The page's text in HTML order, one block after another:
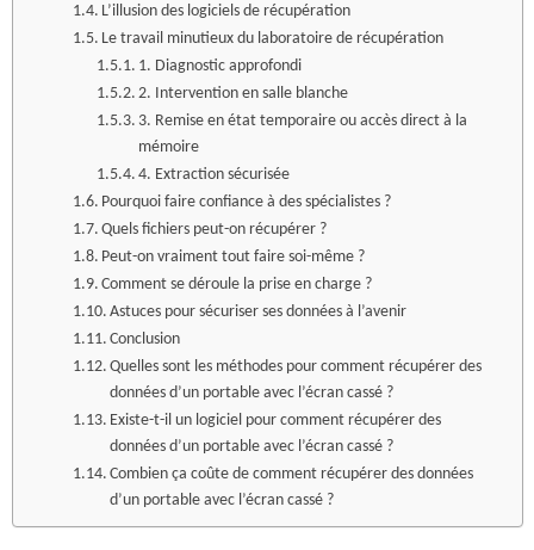
L’illusion des logiciels de récupération
Le travail minutieux du laboratoire de récupération
1. Diagnostic approfondi
2. Intervention en salle blanche
3. Remise en état temporaire ou accès direct à la
mémoire
4. Extraction sécurisée
Pourquoi faire confiance à des spécialistes ?
Quels fichiers peut-on récupérer ?
Peut-on vraiment tout faire soi-même ?
Comment se déroule la prise en charge ?
Astuces pour sécuriser ses données à l’avenir
Conclusion
Quelles sont les méthodes pour comment récupérer des
données d’un portable avec l’écran cassé ?
Existe-t-il un logiciel pour comment récupérer des
données d’un portable avec l’écran cassé ?
Combien ça coûte de comment récupérer des données
d’un portable avec l’écran cassé ?